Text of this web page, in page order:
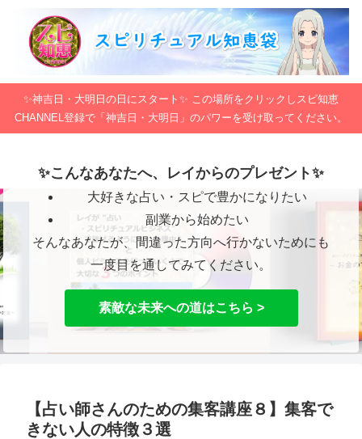
✨神吉日・大明日の日にスタート✨ この場所をクリックしスピ知恵
CHANNEL登録で「神吉日・大明日」のパワーを受け取ってください。
✨こんなあなたへ、レイからのプレゼント✨
大好きな占い・スピで豊かになりたい
副業から始めたい
そんなあなたが、間違った方向へ行かないためにも
一度目を通してみてください。
素敵な未来への道はこちら >
【占い師さんのための集客講座８】集客で
きない人の特徴３選